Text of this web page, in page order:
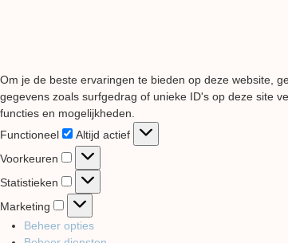
Om je de beste ervaringen te bieden op deze website,
gegevens zoals surfgedrag of unieke ID's op deze site
functies en mogelijkheden.
Functioneel
Functioneel
Altijd actief
Voorkeuren
Voorkeuren
Statistieken Statistieken
Marketing
Marketing
Beheer opties